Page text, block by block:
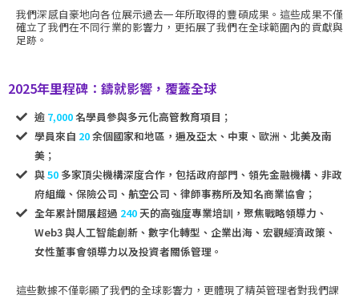
我們深感自豪地向各位展示過去一年所取得的豐碩成果。這些成果不僅
確立了我們在不同行業的影響力，更拓展了我們在全球範圍內的貢獻與
足跡。
2025年里程碑：鑄就影響，覆蓋全球
逾 7,000名學員參與多元化高管教育項目；
學員來自 20余個國家和地區，遍及亞太、中東、歐洲、北美及南
美；
與50 多家頂尖機構深度合作，包括政府部門、領先金融機構、非政
府組織、保險公司、航空公司、律師事務所及知名商業協會；
全年累計開展超過 240天的高強度專業培訓，聚焦戰略領導力、
Web3 與人工智能創新、數字化轉型、企業出海、宏觀經濟政策、
女性董事會領導力以及投資者關係管理。
這些數據不僅彰顯了我們的全球影響力，更體現了精英管理者對我們課